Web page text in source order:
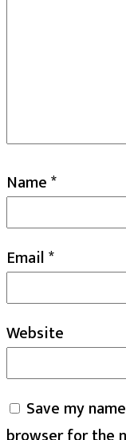
Name*
Email*
Website
Save my